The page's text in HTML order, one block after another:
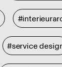
#service